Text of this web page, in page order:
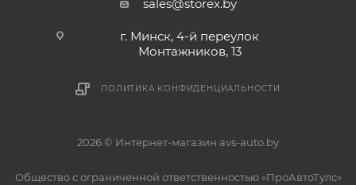
sales@storex.by
г. Минск, 4-й переулок
Монтажников, 13
ПОЛИТИКА КОНФИДЕНЦИАЛЬНОСТИ
2026 © Интернет-магазин avs-auto.by
Общество с ограниченной ответственностью «ПроАвтоТулс»